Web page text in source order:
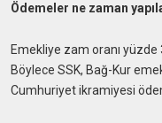
Ödemeler ne zaman
Emekliye zam oranı yüzde
Böylece SSK, Bağ-Kur
Cumhuriyet ikramiyesi